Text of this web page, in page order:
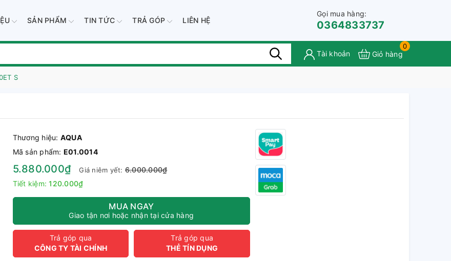
SẢN PHẨM TIN TỨC TRẢ GÓP LIÊN HỆ
Gọi mua hàng:
0364833737
Tài khoản
0
Giỏ hàng
S
Thương hiệu: AQUA
Mã sản phẩm: E01.0014
5.880.000₫ Giá niêm yết: 6.000.000₫
Tiết kiệm:120.000₫
MUA NGAY
Giao tận nơi hoặc nhận tại cửa hàng
Trả góp qua
CÔNG TY TÀI CHÍNH
Trả góp qua
THẺ TÍN DỤNG